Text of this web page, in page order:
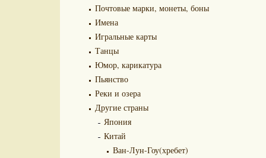
Почтовые марки, монеты, боны
Имена
Игральные карты
Танцы
Юмор, карикатура
Пьянство
Реки и озера
Другие страны
Япония
Китай
Ван-Лун-Гоу(хребет)